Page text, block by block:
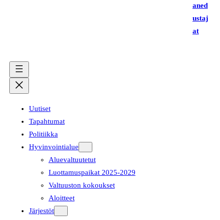
aned
ustaj
at
Uutiset
Tapahtumat
Politiikka
Hyvinvointialue
Aluevaltuutetut
Luottamuspaikat 2025-2029
Valtuuston kokoukset
Aloitteet
Järjestöt